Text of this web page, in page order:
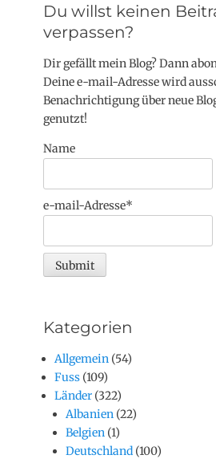
Du willst keinen
verpassen?
Dir gefällt mein Blog? Dann
Deine e-mail-Adresse wird
Benachrichtigung über neue
genutzt!
Name
e-mail-Adresse*
Kategorien
Allgemein (54)
Fuss (109)
Länder (322)
Albanien (22)
Belgien (1)
Deutschland (100)